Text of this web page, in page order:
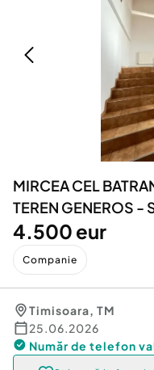
Animale de
Afaceri și
Inchiriere Bunuri si
Utilaje agricole si
Piese auto si
Dacia Duster
MIRCEA CEL
TEREN GENEROS -
4.500 eur
Companie
Timisoara, TM
25.06.2026
Număr de telefon